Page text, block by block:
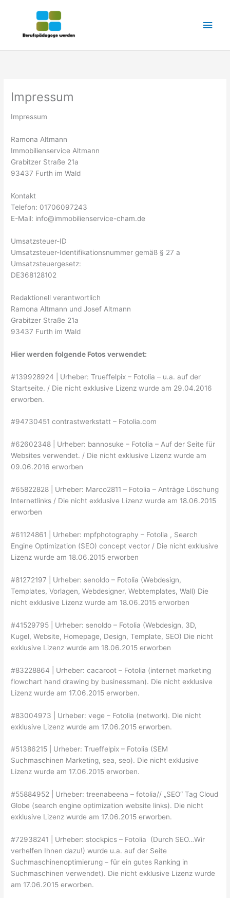
Impressum
Impressum
Ramona Altmann
Immobilienservice Altmann
Grabitzer Straße 21a
93437 Furth im Wald
Kontakt
Telefon: 01706097243
E-Mail: info@immobilienservice-cham.de
Umsatzsteuer-ID
Umsatzsteuer-Identifikationsnummer gemäß § 27 a
Umsatzsteuergesetz:
DE368128102
Redaktionell verantwortlich
Ramona Altmann und Josef Altmann
Grabitzer Straße 21a
93437 Furth im Wald
Hier werden folgende Fotos verwendet:
#139928924 | Urheber: Trueffelpix – Fotolia – u.a. auf der
Startseite. / Die nicht exklusive Lizenz wurde am 29.04.2016
erworben.
#94730451 contrastwerkstatt – Fotolia.com
#62602348 | Urheber: bannosuke – Fotolia – Auf der Seite für
Websites verwendet. / Die nicht exklusive Lizenz wurde am
09.06.2016 erworben
#65822828 | Urheber: Marco2811 – Fotolia – Anträge Löschung
Internetlinks / Die nicht exklusive Lizenz wurde am 18.06.2015
erworben
#61124861 | Urheber: mpfphotography – Fotolia , Search
Engine Optimization (SEO) concept vector / Die nicht exklusive
Lizenz wurde am 18.06.2015 erworben
#81272197 | Urheber: senoldo – Fotolia (Webdesign,
Templates, Vorlagen, Webdesigner, Webtemplates, Wall) Die
nicht exklusive Lizenz wurde am 18.06.2015 erworben
#41529795 | Urheber: senoldo – Fotolia (Webdesign, 3D,
Kugel, Website, Homepage, Design, Template, SEO) Die nicht
exklusive Lizenz wurde am 18.06.2015 erworben
#83228864 | Urheber: cacaroot – Fotolia (internet marketing
flowchart hand drawing by businessman). Die nicht exklusive
Lizenz wurde am 17.06.2015 erworben.
#83004973 | Urheber: vege – Fotolia (network). Die nicht
exklusive Lizenz wurde am 17.06.2015 erworben.
#51386215 | Urheber: Trueffelpix – Fotolia (SEM
Suchmaschinen Marketing, sea, seo). Die nicht exklusive
Lizenz wurde am 17.06.2015 erworben.
#55884952 | Urheber: treenabeena – fotolia// „SEO“ Tag Cloud
Globe (search engine optimization website links). Die nicht
exklusive Lizenz wurde am 17.06.2015 erworben.
#72938241 | Urheber: stockpics – Fotolia (Durch SEO…Wir
verhelfen Ihnen dazu!) wurde u.a. auf der Seite
Suchmaschinenoptimierung – für ein gutes Ranking in
Suchmaschinen verwendet). Die nicht exklusive Lizenz wurde
am 17.06.2015 erworben.